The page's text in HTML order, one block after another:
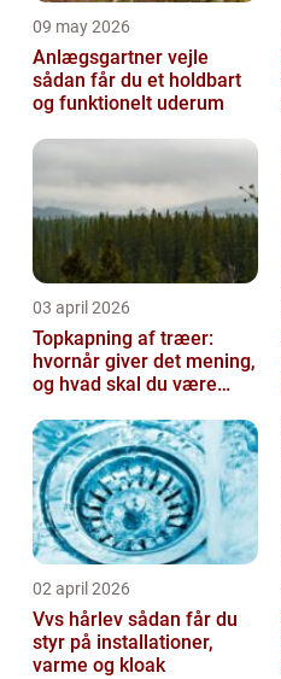
09 may 2026
Anlægsgartner vejle
sådan får du et holdbart
og funktionelt uderum
03 april 2026
Topkapning af træer:
hvornår giver det mening,
og hvad skal du være
02 april 2026
Vvs hårlev sådan får du
styr på installationer,
varme og kloak